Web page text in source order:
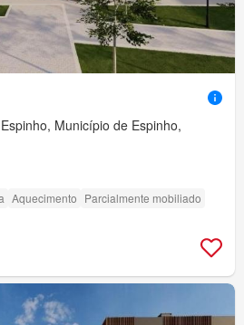
Município de Espinho,
Aquecimento Parcialmente mobiliado